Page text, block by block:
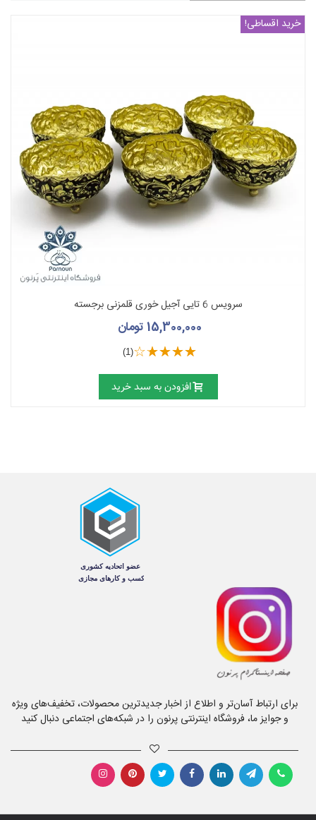
خرید اقساطی!
سرویس 6 تایی آجیل خوری قلمزنی برجسته
15,300,000 تومان
(1)
افزودن به سبد خرید
برای ارتباط آسان‌تر و اطلاع از اخبار جدیدترین محصولات، تخفیف‌های ویژه
و جوایز ما، فروشگاه اینترنتی پرنون را در شبکه‌های اجتماعی دنبال کنید